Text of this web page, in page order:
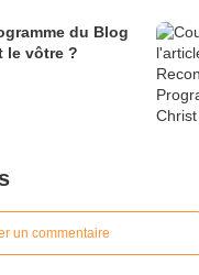
du Blog
le vôtre ?
un commentaire